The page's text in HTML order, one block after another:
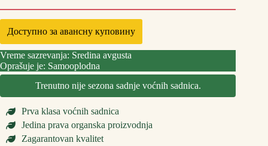
Доступно за авансну куповину
Vreme sazrevanja: Sredina avgusta
Oprašuje je: Samooplodna
Trenutno nije sezona sadnje voćnih sadnica.
Prva klasa voćnih sadnica
Jedina prava organska proizvodnja
Zagarantovan kvalitet